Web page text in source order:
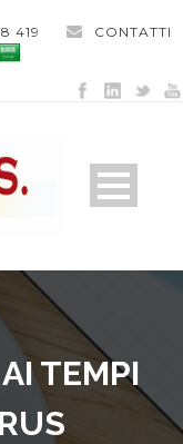
419 CONTATTI
TEMPI